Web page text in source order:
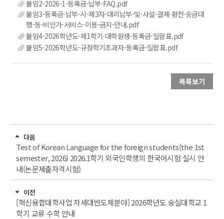
붙임2-2026-1-등록금-납부-FAQ.pdf
붙임3-등록금-납부-시-제3자-대리납부-및-사설-결제·환전·송금대
행-등-비인가-서비스-이용-금지-안내.pdf
붙임4-2026학년도-제1학기-대학원생-등록금-일람표.pdf
붙임5-2026학년도-규정학기초과자-등록금-일람표.pdf
목록보기
다음
Test of Korean Language for the foreign students(the 1st
semester, 2026) 2026.1학기 외국인학생의 한국어시험 실시 안
내(논문제출자격시험)
이전
[혁신융합대학사업 차세대반도체분야] 2026학년도 숭실대학교 1
학기 교류 수학 안내